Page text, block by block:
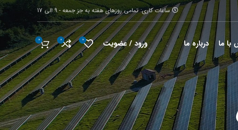
ساعات کاری: تمامی روزهای هفته به جز جمعه - 9 الی 17
با ما درباره ما ورود / عضویت 0
0
0